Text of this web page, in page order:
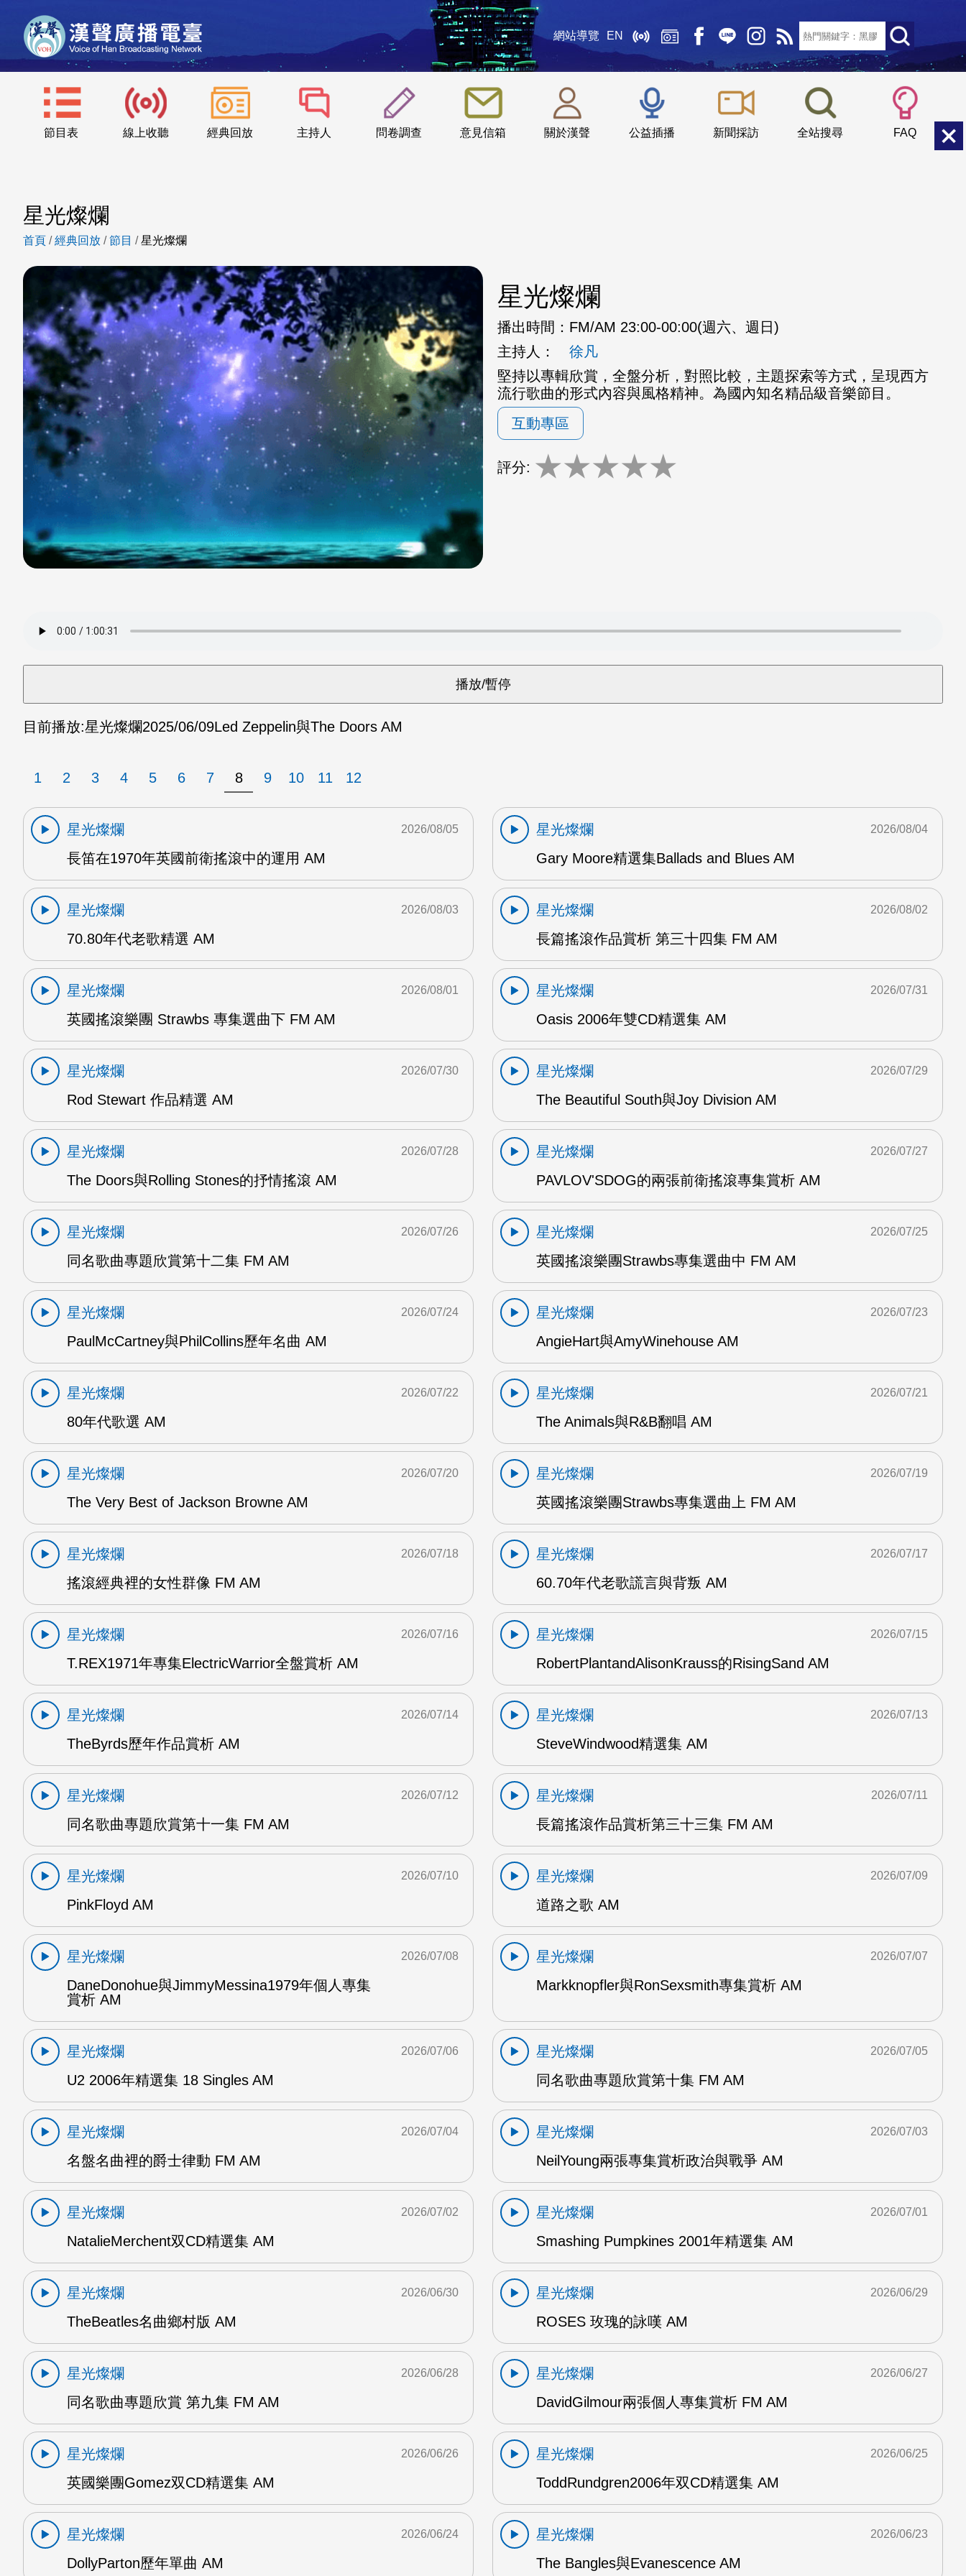
網站導覽 EN
節目表 線上收聽 經典回放 主持人 問卷調查 意見信箱 關於漢聲 公益插播 新聞採訪 全站搜尋 FAQ
::: 小 中
星光燦爛
首頁 /經典回放 /節目 /星光燦爛
星光燦爛
播出時間： FM/AM 23:00-00:00(週六、週日)
主持人：
徐凡
堅持以專輯欣賞，全盤分析，對照比較，主題探索等方式，呈現西方
流行歌曲的形式內容與風格精神。為國內知名精品級音樂節目。
互動專區
評分: ★★★★★
目前播放:星光燦爛2025/06/09Led Zeppelin與The Doors AM
1 2 3 4 5 6 7 8 9 10 11 12
星光燦爛
長笛在1970年英國前衛搖滾中的運用 AM
2026/08/05
星光燦爛
Gary Moore精選集Ballads and Blues AM
2026/08/04
星光燦爛
70.80年代老歌精選 AM
2026/08/03
星光燦爛
長篇搖滾作品賞析 第三十四集 FM AM
2026/08/02
星光燦爛
英國搖滾樂團 Strawbs 專集選曲下 FM AM
2026/08/01
星光燦爛
Oasis 2006年雙CD精選集 AM
2026/07/31
星光燦爛
Rod Stewart 作品精選 AM
2026/07/30
星光燦爛
The Beautiful South與Joy Division AM
2026/07/29
星光燦爛
The Doors與Rolling Stones的抒情搖滾 AM
2026/07/28
星光燦爛
PAVLOV'SDOG的兩張前衛搖滾專集賞析 AM
2026/07/27
星光燦爛
同名歌曲專題欣賞第十二集 FM AM
2026/07/26
星光燦爛
英國搖滾樂團Strawbs專集選曲中 FM AM
2026/07/25
星光燦爛
PaulMcCartney與PhilCollins歷年名曲 AM
2026/07/24
星光燦爛
AngieHart與AmyWinehouse AM
2026/07/23
星光燦爛
80年代歌選 AM
2026/07/22
星光燦爛
The Animals與R&B翻唱 AM
2026/07/21
星光燦爛
The Very Best of Jackson Browne AM
2026/07/20
星光燦爛
英國搖滾樂團Strawbs專集選曲上 FM AM
2026/07/19
星光燦爛
搖滾經典裡的女性群像 FM AM
2026/07/18
星光燦爛
60.70年代老歌謊言與背叛 AM
2026/07/17
星光燦爛
T.REX1971年專集ElectricWarrior全盤賞析 AM
2026/07/16
星光燦爛
RobertPlantandAlisonKrauss的RisingSand AM
2026/07/15
星光燦爛
TheByrds歷年作品賞析 AM
2026/07/14
星光燦爛
SteveWindwood精選集 AM
2026/07/13
星光燦爛
同名歌曲專題欣賞第十一集 FM AM
2026/07/12
星光燦爛
長篇搖滾作品賞析第三十三集 FM AM
2026/07/11
星光燦爛
PinkFloyd AM
2026/07/10
星光燦爛
道路之歌 AM
2026/07/09
星光燦爛
DaneDonohue與JimmyMessina1979年個人專集
賞析 AM
2026/07/08
星光燦爛
Markknopfler與RonSexsmith專集賞析 AM
2026/07/07
星光燦爛
U2 2006年精選集 18 Singles AM
2026/07/06
星光燦爛
同名歌曲專題欣賞第十集 FM AM
2026/07/05
星光燦爛
名盤名曲裡的爵士律動 FM AM
2026/07/04
星光燦爛
NeilYoung兩張專集賞析政治與戰爭 AM
2026/07/03
星光燦爛
NatalieMerchent双CD精選集 AM
2026/07/02
星光燦爛
Smashing Pumpkines 2001年精選集 AM
2026/07/01
星光燦爛
TheBeatles名曲鄉村版 AM
2026/06/30
星光燦爛
ROSES 玫瑰的詠嘆 AM
2026/06/29
星光燦爛
同名歌曲專題欣賞 第九集 FM AM
2026/06/28
星光燦爛
DavidGilmour兩張個人專集賞析 FM AM
2026/06/27
星光燦爛
英國樂團Gomez双CD精選集 AM
2026/06/26
星光燦爛
ToddRundgren2006年双CD精選集 AM
2026/06/25
星光燦爛
DollyParton歷年單曲 AM
2026/06/24
星光燦爛
The Bangles與Evanescence AM
2026/06/23